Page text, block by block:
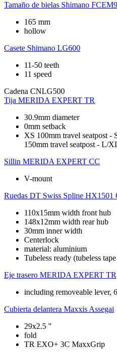
Tamaño de bielas Shimano
165 mm
hollow
Casete Shimano LG600
11-50 teeth
11 speed
Cadena CNLG500
Tija MERIDA EXPERT TR
30.9mm diameter
0mm setback
XS 100mm travel seatpost -
150mm travel seatpost - L/
Sillin MERIDA EXPERT CC
V-mount
Ruedas DT Swiss Spline HX1501
110x15mm width front hub
148x12mm width rear hub
30mm inner width
Centerlock
material: aluminium
Tubeless ready (tubeless
Eje trasero MERIDA EXPERT TR
including removeable lever,
Cubierta delantera Maxxis Assegai
29x2.5 "
fold
TR EXO+ 3C MaxxGrip